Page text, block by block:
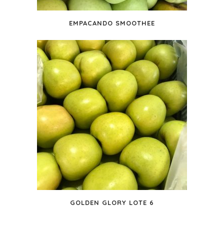
EMPACANDO SMOOTHEE
GOLDEN GLORY LOTE 6